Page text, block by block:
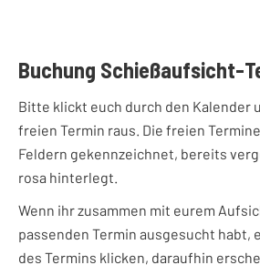
Buchung Schießaufsicht-
Bitte klickt euch durch den Kalender
freien Termin raus. Die freien
Feldern gekennzeichnet, bereits
rosa hinterlegt.
Wenn ihr zusammen mit eurem
passenden Termin ausgesucht habt,
des Termins klicken, daraufhin